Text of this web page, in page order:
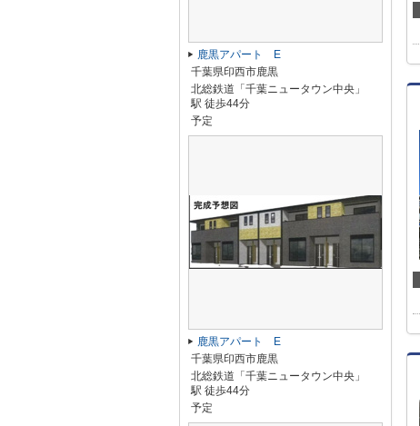
鹿黒アパート E
千葉県印西市鹿黒
北総鉄道「千葉ニュータウン中央」
駅 徒歩44分
予定
鹿黒アパート E
千葉県印西市鹿黒
北総鉄道「千葉ニュータウン中央」
駅 徒歩44分
予定